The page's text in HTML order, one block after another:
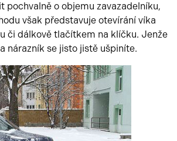
pochvalně o objemu zavazadelníku,
však představuje otevírání víka
či dálkově tlačítkem na klíčku. Jenže
nárazník se jisto jistě ušpiníte.